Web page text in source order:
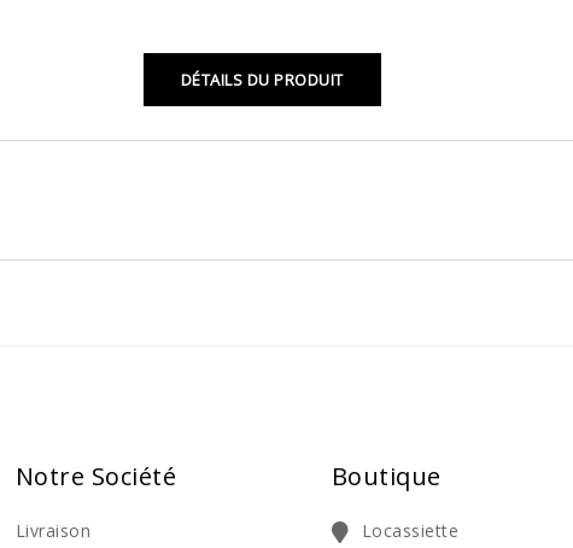
DÉTAILS DU PRODUIT
Notre Société
Livraison
Boutique
Locassiette